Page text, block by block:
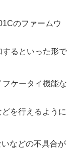
のファームウ
るといった形で
ケータイ機能な
を行えるように
などの不具合が